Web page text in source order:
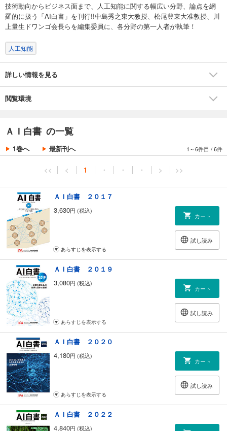
技術動向からビジネス面まで、人工知能に関する幅広い分野、論点を網
羅的に扱う「AI白書」を刊行!!中島秀之東大教授、松尾豊東大准教授、川
上量生ドワンゴ会長らを編集委員に、各分野の第一人者が執筆！
人工知能
詳しい情報を見る
閲覧環境
ＡＩ白書 の一覧
1巻へ 最新刊へ 1～6件目 /6件
<< < 1 ・ ・ ・ > >>
ＡＩ白書 ２０１７
3,630円 (税込)
カート
試し読み
あらすじを表示する
ＡＩ白書 ２０１９
3,080円 (税込)
カート
試し読み
あらすじを表示する
ＡＩ白書 ２０２０
4,180円 (税込)
カート
試し読み
あらすじを表示する
ＡＩ白書 ２０２２
4,840円 (税込)